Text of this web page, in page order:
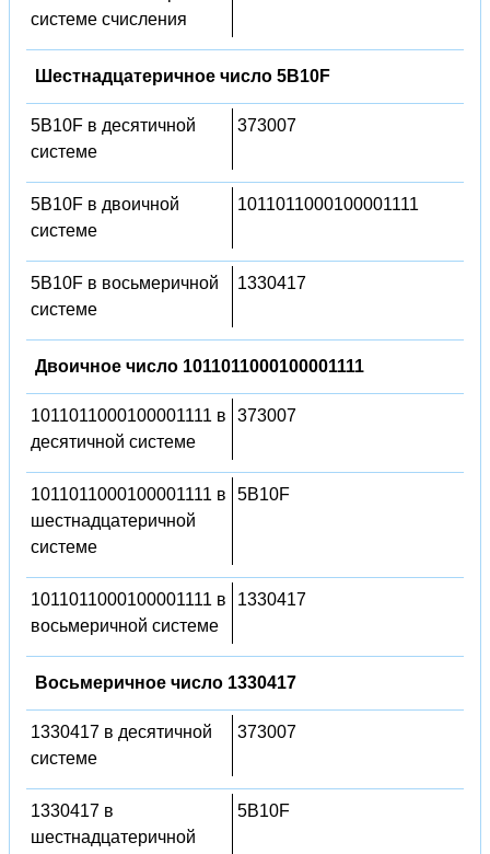
системе счисления
Шестнадцатеричное число 5B10F
5B10F в десятичной
системе
373007
5B10F в двоичной
системе
1011011000100001111
5B10F в восьмеричной
системе
1330417
Двоичное число 1011011000100001111
1011011000100001111 в
десятичной системе
373007
1011011000100001111 в
шестнадцатеричной
системе
5B10F
1011011000100001111 в
восьмеричной системе
1330417
Восьмеричное число 1330417
1330417 в десятичной
системе
373007
1330417 в
шестнадцатеричной
5B10F